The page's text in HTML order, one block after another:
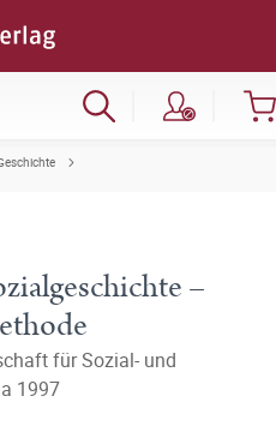
–
für Sozial- und
1997